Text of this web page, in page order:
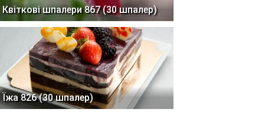
Квіткові шпалери 867 (30 шпалер)
Їжа 826 (30 шпалер)